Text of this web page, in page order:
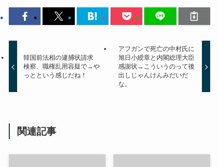
韓国前法相の逮捕状請求
検察、職権乱用容疑で→や
っとという感じだね！
アフガンで死亡の中村氏に
旭日小綬章と内閣総理大臣
感謝状→こういうのって後
出しじゃんけんみだいだ
な。
関連記事